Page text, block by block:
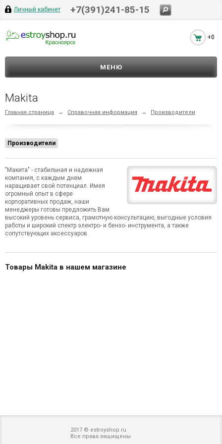
Личный кабинет +7(391)241-85-15
+0
МЕНЮ
Makita
Главная страница → Справочная информация → Производители
Производители
"Макита" - стабильная и надежная
компания, с каждым днем
наращивает свой потенциал. Имея
огромный опыт в сфере
корпоративных продаж, наши
менеджеры готовы предложить Вам
высокий уровень сервиса, грамотную консультацию, выгодные условия
работы и широкий спектр электро- и бензо- инструмента, а также
сопутствующих аксессуаров.
Товары Makita в нашем магазине
2017 © estroyshop.ru
Все права защищены